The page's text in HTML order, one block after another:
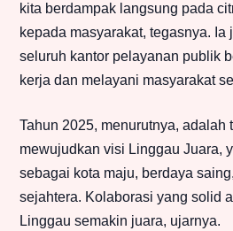
kita berdampak langsung pada
kepada masyarakat, tegasnya.
seluruh kantor pelayanan publik
kerja dan melayani masyarakat
Tahun 2025, menurutnya, adalah
mewujudkan visi Linggau Juara,
sebagai kota maju, berdaya
sejahtera. Kolaborasi yang solid
Linggau semakin juara, ujarnya.